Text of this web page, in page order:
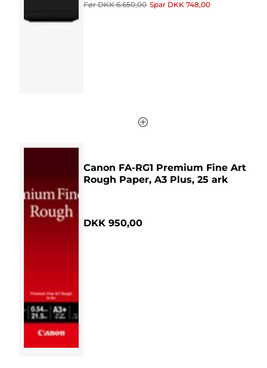
5
FørDKK 6.650,00 Spar DKK 748,00
Canon FA-RG1 Premium Fine Art
Rough Paper, A3 Plus, 25 ark
DKK 950,00